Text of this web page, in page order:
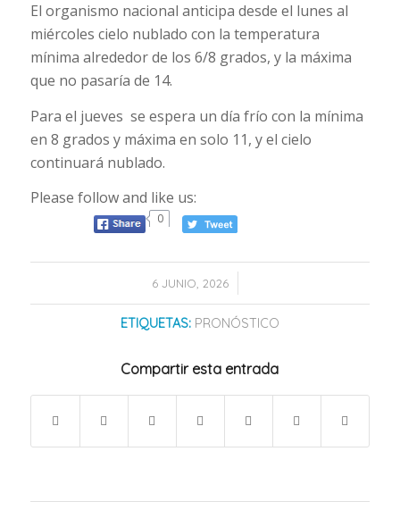
El organismo nacional anticipa desde el lunes al
miércoles cielo nublado con la temperatura
mínima alrededor de los 6/8 grados, y la máxima
que no pasaría de 14.
Para el jueves se espera un día frío con la mínima
en 8 grados y máxima en solo 11, y el cielo
continuará nublado.
Please follow and like us:
0
6 JUNIO, 2026
/
ETIQUETAS: PRONÓSTICO
Compartir esta entrada